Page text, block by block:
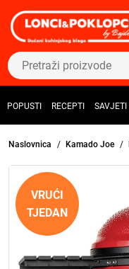
POPUSTI RECEPTI SAVJETI
Naslovnica Kamado Joe
VRUĆI
TJEDAN